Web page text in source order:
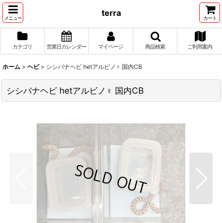
メニュー
terra
カート
カテゴリ 営業日カレンダー マイページ 商品検索 ご利用案内
ホーム > ヘビ > シシバナヘビ hetアルビノ♀ 国内CB
シシバナヘビ hetアルビノ♀ 国内CB